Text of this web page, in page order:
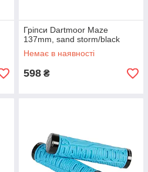
Гріпси Dartmoor Maze
137mm, sand storm/black
Немає в наявності
598 ₴